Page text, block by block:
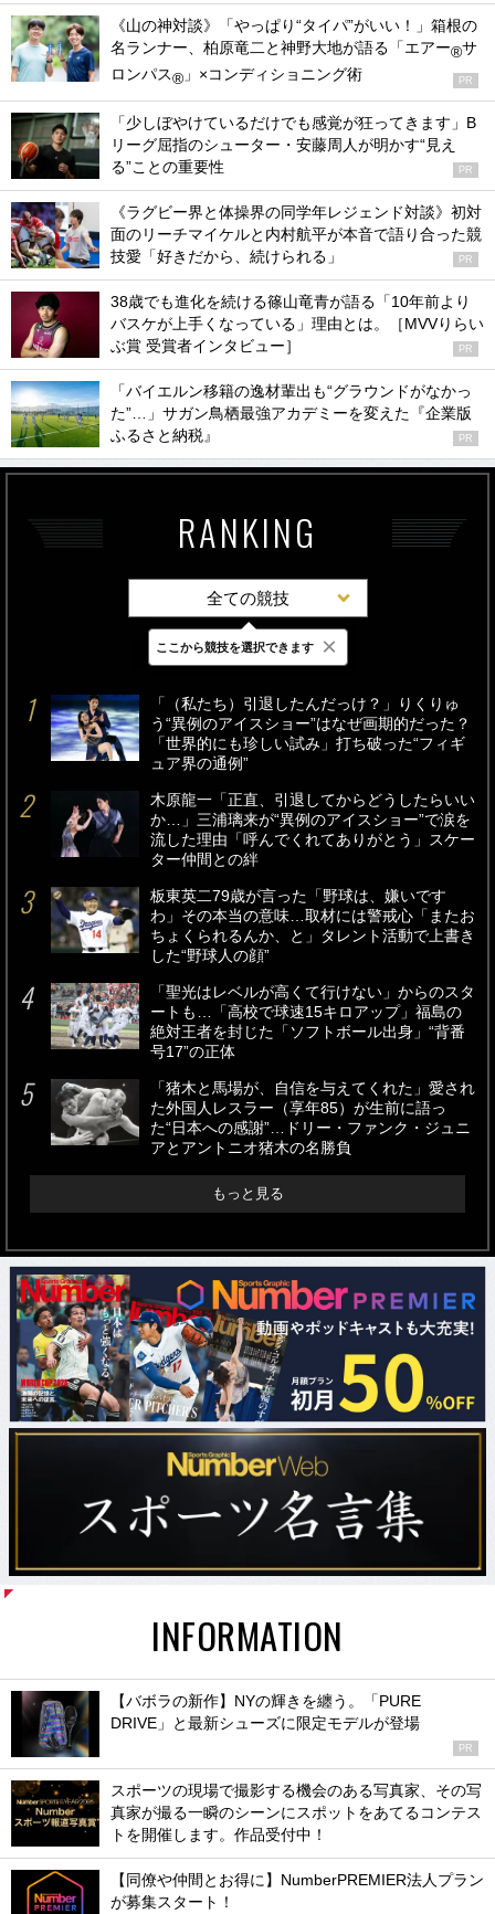
《山の神対談》「やっぱり“タイパ”がいい！」箱根の
名ランナー、柏原竜二と神野大地が語る「エアー®サ
ロンパス® 」×コンディショニング術 PR
「少しぼやけているだけでも感覚が狂ってきます」B
リーグ屈指のシューター・安藤周人が明かす“見え
る”ことの重要性
PR
《ラグビー界と体操界の同学年レジェンド対談》初対
面のリーチマイケルと内村航平が本音で語り合った競
技愛「好きだから、続けられる」
PR
38歳でも進化を続ける篠山竜青が語る「10年前より
バスケが上手くなっている」理由とは。［MVVりらい
ぶ賞 受賞者インタビュー］
PR
「バイエルン移籍の逸材輩出も“グラウンドがなかっ
た”…」サガン鳥栖最強アカデミーを変えた『企業版
ふるさと納税』
PR
RANKING
全ての競技
最新 24時間 週間
「（私たち）引退したんだっけ？」りくりゅ
う“異例のアイスショー”はなぜ画期的だった？
「世界的にも珍しい試み」打ち破った“フィギ
ュア界の通例”
木原龍一「正直、引退してからどうしたらいい
か…」三浦璃来が“異例のアイスショー”で涙を
流した理由「呼んでくれてありがとう」スケー
ター仲間との絆
板東英二79歳が言った「野球は、嫌いです
わ」その本当の意味…取材には警戒心「またお
ちょくられるんか、と」タレント活動で上書き
した“野球人の顔”
「聖光はレベルが高くて行けない」からのスタ
ートも…「高校で球速15キロアップ」福島の
絶対王者を封じた「ソフトボール出身」“背番
号17”の正体
「猪木と馬場が、自信を与えてくれた」愛され
た外国人レスラー（享年85）が生前に語っ
た“日本への感謝”…ドリー・ファンク・ジュニ
アとアントニオ猪木の名勝負
もっと見る
INFORMATION
【バボラの新作】NYの輝きを纏う。「PURE
DRIVE」と最新シューズに限定モデルが登場
PR
スポーツの現場で撮影する機会のある写真家、その写
真家が撮る一瞬のシーンにスポットをあてるコンテス
トを開催します。作品受付中！
【同僚や仲間とお得に】NumberPREMIER法人プラン
が募集スタート！
ここから競技を選択できます ×